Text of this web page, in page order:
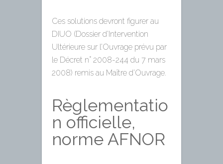
Ces solutions devront figurer au
DIUO (Dossier d’Intervention
Ultérieure sur l’Ouvrage prévu par
le Décret n° 2008-244 du 7 mars
2008) remis au Maître d’Ouvrage.
Règlementatio
n officielle,
norme AFNOR